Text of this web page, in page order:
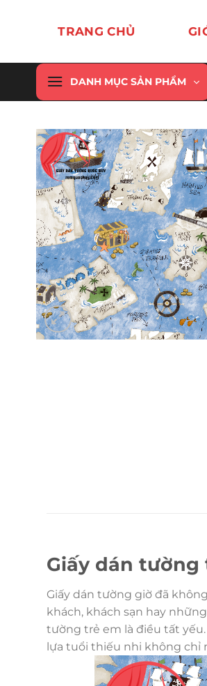
dung
TRANG CHỦ
DANH MỤC SẢN PHẨM
Giấy dán tường
Giấy dán tường giờ đã
khách, khách sạn hay
tường trẻ em là điều tất
lựa tuổi thiếu nhi không chỉ